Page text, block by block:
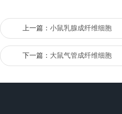
上一篇： 小鼠乳腺成纤维细胞
下一篇： 大鼠气管成纤维细胞